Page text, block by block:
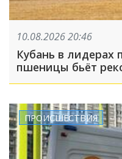
10.08.2026 20:46
Кубань в лидерах
пшеницы бьёт
ПРОИСШЕСТВИЯ